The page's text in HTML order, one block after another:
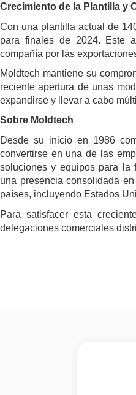
Crecimiento de la Plantilla y
Con una plantilla actual de
para finales de 2024. Este
compañía por las
Moldtech mantiene su
reciente apertura de unas
expandirse y llevar a cabo
Sobre Moldtech
Desde su inicio en 1986
convertirse en una de las
soluciones y equipos para la
una presencia consolidada
países, incluyendo Estados
Para satisfacer esta
delegaciones comerciales